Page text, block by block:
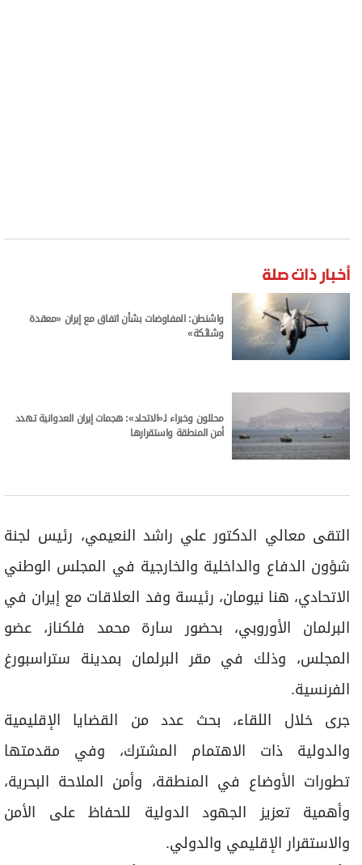
أخبار ذات صلة
واشنطن: المفاوضات بشأن اتفاق مع إيران «معقدة
وشائكة»
محللون وخبراء لـ«الاتحاد»: هجمات إيران العدوانية تهدد
أمن المنطقة واستقرارها
التقى معالي الدكتور علي راشد النعيمي، رئيس لجنة
شؤون الدفاع والداخلية والخارجية في المجلس الوطني
الاتحادي، هنا نيومان، رئيسة وفد العلاقات مع إيران في
البرلمان الأوروبي، بحضور سارة محمد فلكناز، عضو
المجلس، وذلك في مقر البرلمان بمدينة ستراسبورغ
الفرنسية.
جرى خلال اللقاء، بحث عدد من القضايا الإقليمية
والدولية ذات الاهتمام المشترك، وفي مقدمتها
تطورات الأوضاع في المنطقة، وأمن الملاحة البحرية،
وأهمية تعزيز الجهود الدولية للحفاظ على الأمن
والاستقرار الإقليمي والدولي.